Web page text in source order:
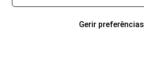
Gerir preferências